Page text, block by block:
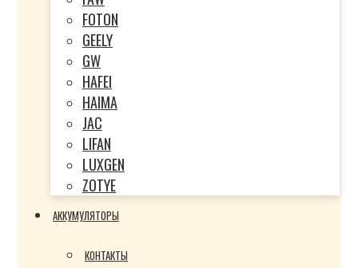
FOTON
GEELY
GW
HAFEI
HAIMA
JAC
LIFAN
LUXGEN
ZOTYE
АККУМУЛЯТОРЫ
КОНТАКТЫ